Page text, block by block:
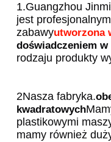
1.Guangzhou
jest
zabawyutworzona
doświadczeniem w
rodzaju produkty
2Nasza fabryka.
kwadratowych
plastikowymi
mamy również